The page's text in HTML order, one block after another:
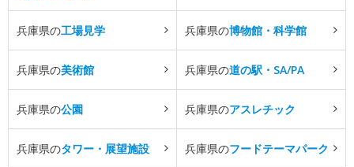
兵庫県の工場見学 兵庫県の博物館・科学館
兵庫県の美術館 兵庫県の道の駅・SA/PA
兵庫県の公園 兵庫県のアスレチック
兵庫県のタワー・展望施設 兵庫県のフードテーマパーク